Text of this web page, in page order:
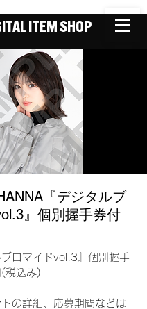
ITEM SHOP
『デジタルブ
』個別握手券付
ブロマイドvol.3』個別握手
税込み)
の詳細、応募期間などは